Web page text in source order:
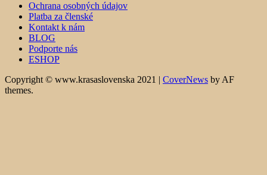
Ochrana osobných údajov
Platba za členské
Kontakt k nám
BLOG
Podporte nás
ESHOP
Copyright © www.krasaslovenska 2021 | CoverNews by AF
themes.